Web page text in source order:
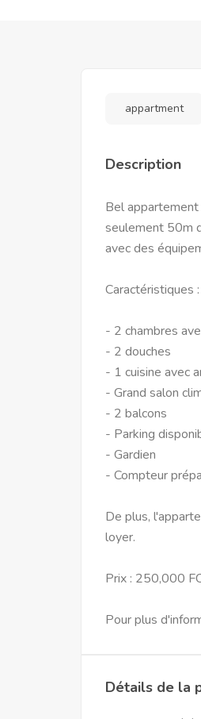
appartment
Description
Bel appartement
seulement 50m
avec des
Caractéristiques :
- 2 chambres
- 2 douches
- 1 cuisine avec
- Grand salon
- 2 balcons
- Parking
- Gardien
- Compteur
De plus,
loyer.
Prix : 250,000
Pour plus
Détails de la